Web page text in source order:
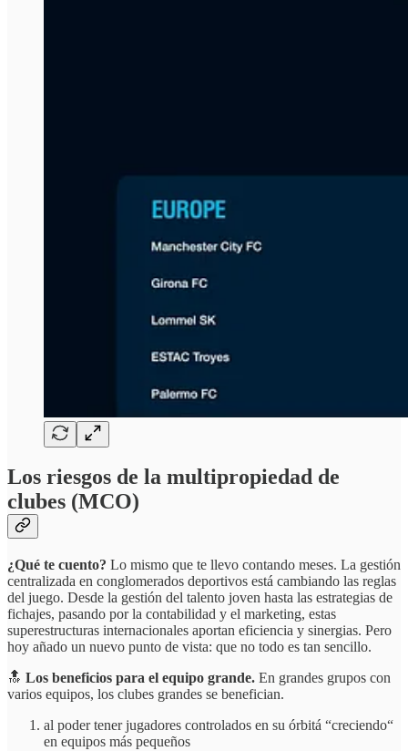
Los riesgos de la multipropiedad de
clubes (MCO)
¿Qué te cuento? Lo mismo que te llevo contando meses. La gestión
centralizada en conglomerados deportivos está cambiando las reglas
del juego. Desde la gestión del talento joven hasta las estrategias de
fichajes, pasando por la contabilidad y el marketing, estas
superestructuras internacionales aportan eficiencia y sinergias. Pero
hoy añado un nuevo punto de vista: que no todo es tan sencillo.
🔝 Los beneficios para el equipo grande. En grandes grupos con
varios equipos, los clubes grandes se benefician.
al poder tener jugadores controlados en su órbitá “creciendo“
en equipos más pequeños